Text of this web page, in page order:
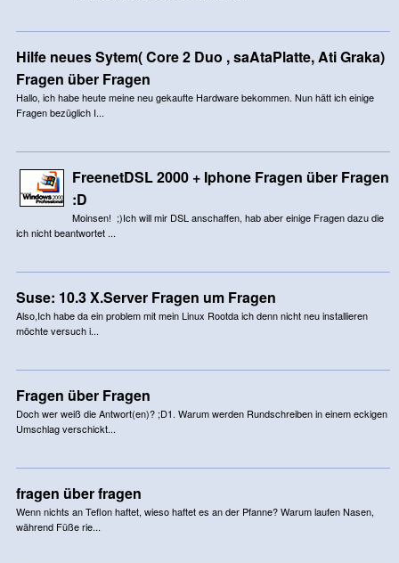
Hilfe neues Sytem( Core 2 Duo , saAtaPlatte, Ati Graka)
Fragen über Fragen
Hallo, ich habe heute meine neu gekaufte Hardware bekommen. Nun hätt ich einige
Fragen bezüglich I...
FreenetDSL 2000 + Iphone Fragen über Fragen
:D
Moinsen! ;)Ich will mir DSL anschaffen, hab aber einige Fragen dazu die
ich nicht beantwortet ...
Suse: 10.3 X.Server Fragen um Fragen
Also,Ich habe da ein problem mit mein Linux Rootda ich denn nicht neu installieren
möchte versuch i...
Fragen über Fragen
Doch wer weiß die Antwort(en)? ;D1. Warum werden Rundschreiben in einem eckigen
Umschlag verschickt...
fragen über fragen
Wenn nichts an Teflon haftet, wieso haftet es an der Pfanne? Warum laufen Nasen,
während Füße rie...